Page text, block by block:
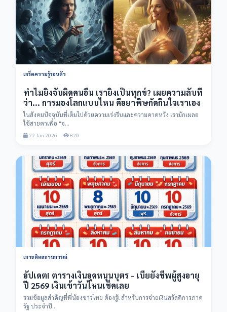
เกร็ดความรู้รอบตัว
ทำไมยิ่งจับผิดคนอื่น เรายิ่งเป็นทุกข์? เผยความลับที่
ว่า... การมองโลกแบบไหน คือยาพิษกัดกินใจเราเอง
ในสังคมปัจจุบันที่เต็มไปด้วยความเร่งรีบและความคาดหวัง เรามักเผลอ
ใช้สายตาเพื่อ "จ...
22 Jan 2026 820
เกาะติดสถานการณ์
อัปเดต! ตารางเงินอุดหนุนบุตร - เบี้ยยังชีพผู้สูงอายุ
ปี 2569 เงินเข้าวันไหนเช็คเลย
รวมข้อมูลสำคัญที่พี่น้องชาวไทย ต้องรู้! สำหรับการจ่ายเงินสวัสดิการภาค
รัฐ ประจำปี...